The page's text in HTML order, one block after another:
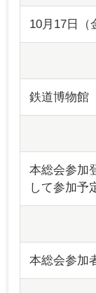
10月17日（
鉄道博物館
本総会参加
して参加予
本総会参加